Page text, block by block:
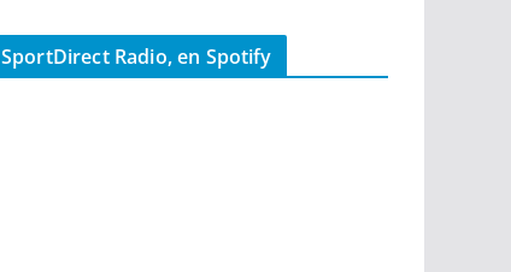
SportDirect Radio, en Spotify